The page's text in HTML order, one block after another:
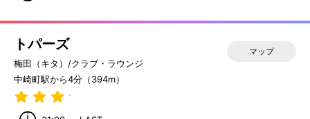
トパーズ
梅田（キタ）/クラブ・ラウンジ
中崎町駅から4分（394m）
マップ